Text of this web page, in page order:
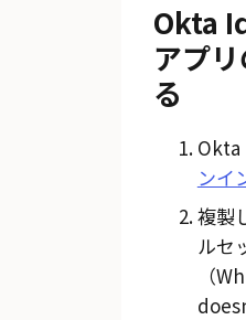
Okta
アプ
る
Okta
ンイ
複製
ルセ
（